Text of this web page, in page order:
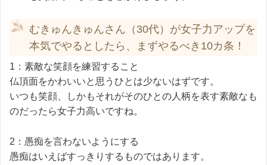
むきゅんきゅんさん（30代）が女子力アップを
本気でやるとしたら、まずやるべき10カ条！
1：素敵な笑顔を練習すること
仏頂面をかわいいと思うひとは少ないはずです。
いつも笑顔、しかもそれがそのひとの人柄を表す素敵なも
のだったら女子力高いですね。
2：愚痴を言わないようにする
愚痴はいえばすっきりするものではあります。